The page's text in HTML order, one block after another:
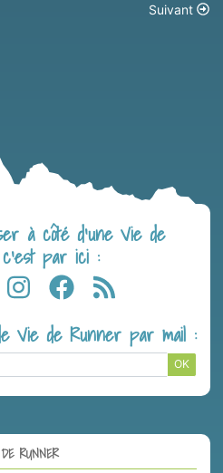
Suivant
à côté d’une Vie de
par ici :
Vie de Runner par mail :
OK
RUNNER